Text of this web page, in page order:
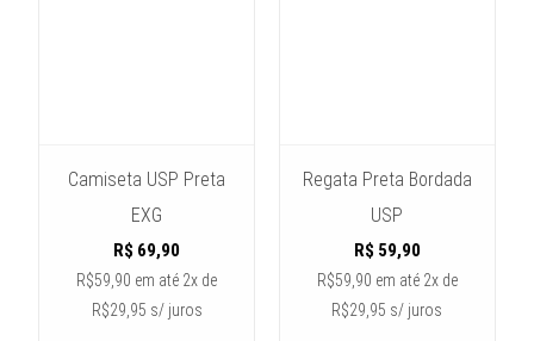
Camiseta USP Preta
EXG
R$ 69,90
R$59,90 em até 2x de
R$29,95 s/ juros
Regata Preta Bordada
USP
R$ 59,90
R$59,90 em até2x de
R$29,95 s/ juros